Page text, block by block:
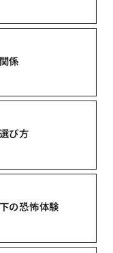
係
び方
の恐怖体験